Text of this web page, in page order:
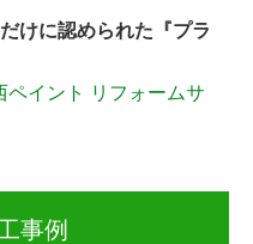
けに認められた『プラ
ペイント リフォームサ
事例